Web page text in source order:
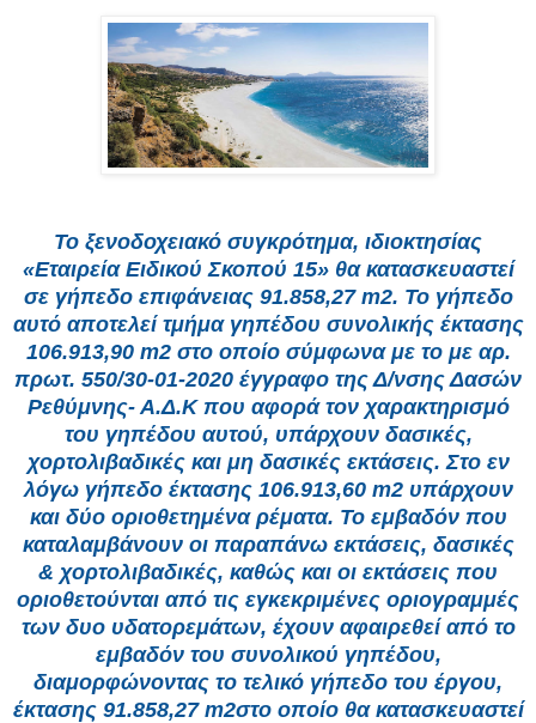
Το ξενοδοχειακό συγκρότημα, ιδιοκτησίας
«Εταιρεία Ειδικού Σκοπού 15» θα κατασκευαστεί
σε γήπεδο επιφάνειας 91.858,27 m2. Το γήπεδο
αυτό αποτελεί τμήμα γηπέδου συνολικής έκτασης
106.913,90 m2 στο οποίο σύμφωνα με το με αρ.
πρωτ. 550/30-01-2020 έγγραφο της Δ/νσης Δασών
Ρεθύμνης- Α.Δ.Κ που αφορά τον χαρακτηρισμό
του γηπέδου αυτού, υπάρχουν δασικές,
χορτολιβαδικές και μη δασικές εκτάσεις. Στο εν
λόγω γήπεδο έκτασης 106.913,60 m2 υπάρχουν
και δύο οριοθετημένα ρέματα. Το εμβαδόν που
καταλαμβάνουν οι παραπάνω εκτάσεις, δασικές
& χορτολιβαδικές, καθώς και οι εκτάσεις που
οριοθετούνται από τις εγκεκριμένες οριογραμμές
των δυο υδατορεμάτων, έχουν αφαιρεθεί από το
εμβαδόν του συνολικού γηπέδου,
διαμορφώνοντας το τελικό γήπεδο του έργου,
έκτασης 91.858,27 m2στο οποίο θα κατασκευαστεί